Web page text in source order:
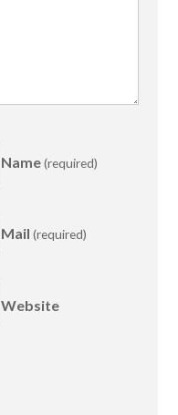
Name(required)
Mail (required)
Website